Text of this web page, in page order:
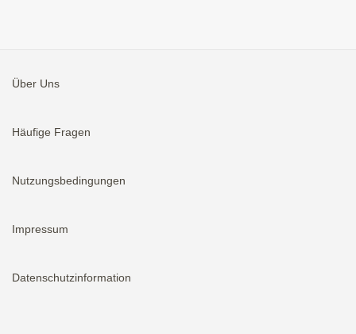
Über Uns
Häufige Fragen
Nutzungsbedingungen
Impressum
Datenschutzinformation